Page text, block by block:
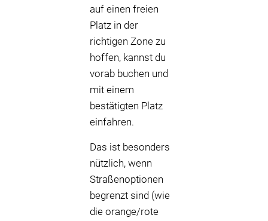
auf einen freien
Platz in der
richtigen Zone zu
hoffen, kannst du
vorab buchen und
mit einem
bestätigten Platz
einfahren.
Das ist besonders
nützlich, wenn
Straßenoptionen
begrenzt sind (wie
die orange/rote